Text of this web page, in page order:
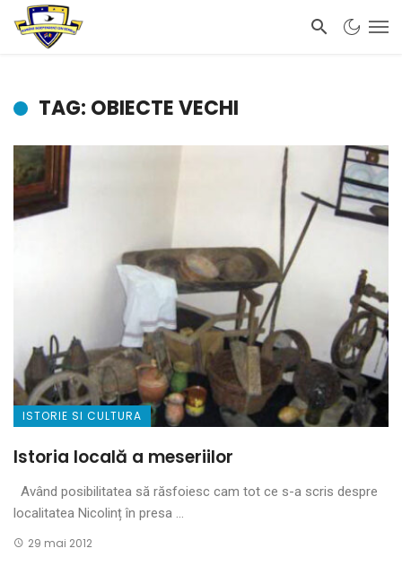
TAG: OBIECTE VECHI
ISTORIE SI CULTURA
Istoria locală a meseriilor
Având posibilitatea să răsfoiesc cam tot ce s-a scris despre
localitatea Nicolinț în presa ...
29 mai 2012